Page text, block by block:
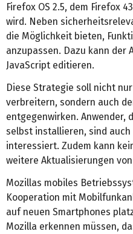
Firefox OS 2.5, dem Firefox
wird. Neben
die Möglichkeit bieten,
anzupassen. Dazu kann der
JavaScript editieren.
Diese Strategie soll nicht
verbreitern, sondern auch
entgegenwirken. Anwender,
selbst installieren, sind
interessiert. Zudem kann
weitere Aktualisierungen
Mozillas mobiles
Kooperation mit
auf neuen Smartphones
Mozilla erkennen müssen,